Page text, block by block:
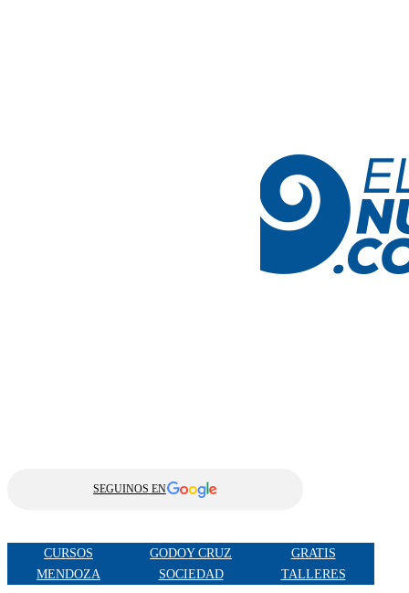
SEGUINOS EN
CURSOS GODOY CRUZ
GRATIS
MENDOZA
SOCIEDAD TALLERES